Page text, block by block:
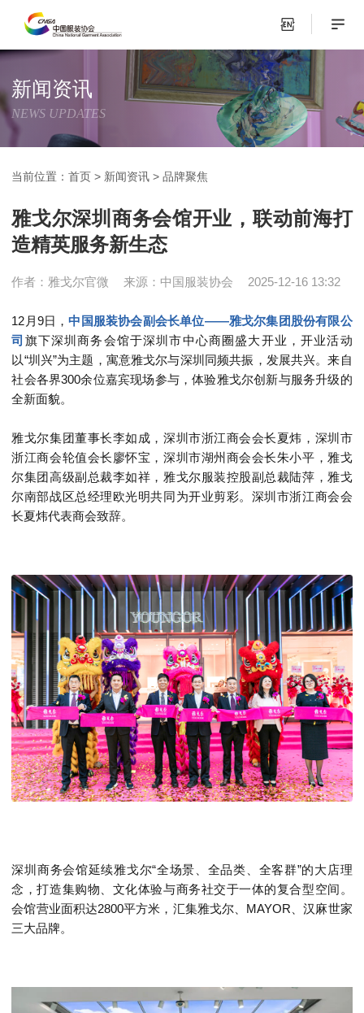
新闻资讯
NEWS UPDATES
当前位置：首页 > 新闻资讯 >品牌聚焦
雅戈尔深圳商务会馆开业，联动前海打
造精英服务新生态
作者：雅戈尔官微 来源：中国服装协会 2025-12-16 13:32
12月9日，中国服装协会副会长单位——雅戈尔集团股份有限公
司 旗下深圳商务会馆于深圳市中心商圈盛大开业，开业活动
以“圳兴”为主题，寓意雅戈尔与深圳同频共振，发展共兴。来自
社会各界300余位嘉宾现场参与，体验雅戈尔创新与服务升级的
全新面貌。
雅戈尔集团董事长李如成 ，深圳市浙江商会会长夏炜 ，深圳市
浙江商会轮值会长廖怀宝 ，深圳市湖州商会会长朱小平 ，雅戈
尔集团高级副总裁李如祥 ， 雅戈尔服装控股副总裁陆萍， 雅戈
尔南部战区总经理欧光明共同为开业剪彩。深圳市浙江商会会
长夏炜代表商会致辞。
深圳商务会馆延续雅戈尔“全场景、全品类、全客群”的大店理
念，打造集购物、文化体验与商务社交于一体的复合型空间。
会馆营业面积达2800平方米，汇集雅戈尔、MAYOR、汉麻世家
三大品牌。